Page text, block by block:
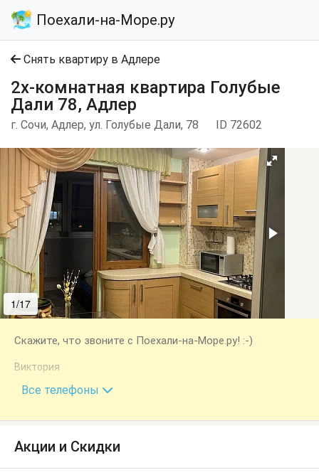
Поехали-на-Море.ру
Снять квартиру в Адлере
2х-комнатная квартира Голубые
Дали 78, Адлер
г. Сочи, Адлер, ул. Голубые Дали, 78 ID 72602
1/17
Скажите, что звоните с Поехали-на-Море.ру! :-)
Виктория
+7 (918) 003-75-25
Все телефоны
Акции и Скидки